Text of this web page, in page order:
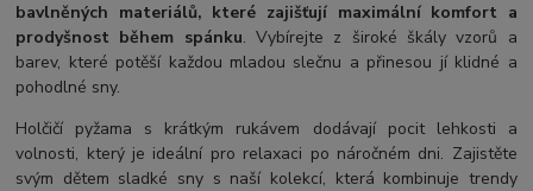
bavlněných materiálů, které zajišťují maximální komfort a
prodyšnost během spánku. Vybírejte z široké škály vzorů a
barev, které potěší každou mladou slečnu a přinesou jí klidné a
pohodlné sny.
Holčičí pyžama s krátkým rukávem dodávají pocit lehkosti a
volnosti, který je ideální pro relaxaci po náročném dni. Zajistěte
svým dětem sladké sny s naší kolekcí, která kombinuje trendy